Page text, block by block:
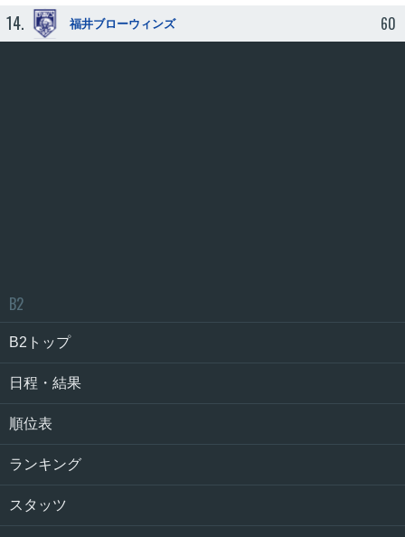
14. 福井ブローウィンズ 60
B2
B2トップ
日程・結果
順位表
ランキング
スタッツ